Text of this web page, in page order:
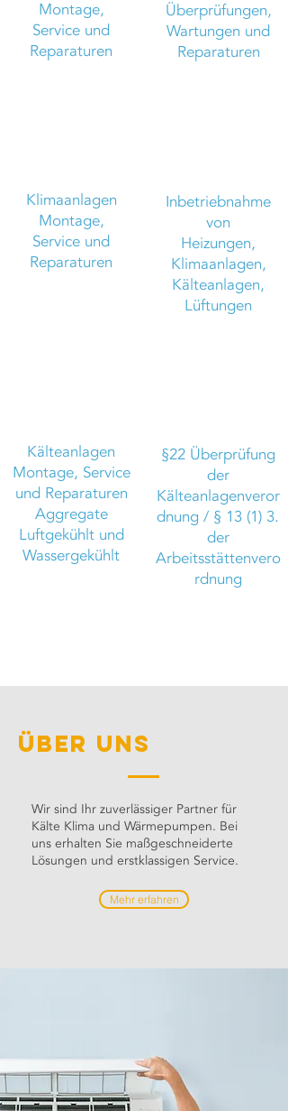
Montage,
Service und
Reparaturen
Klimaanlagen
Montage,
Service und
Reparaturen
Kälteanlagen
Montage, Service
und Reparaturen
Aggregate
Luftgekühlt und
Wassergekühlt
Überprüfungen,
Wartungen und
Reparaturen
Inbetriebnahme
von
Heizungen,
Klimaanlagen,
Kälteanlagen,
Lüftungen
§22 Überprüfung
der
Kälteanlagenveror
dnung / § 13 (1) 3.
der
Arbeitsstättenvero
rdnung
Über uns
Wir sind Ihr zuverlässiger Partner für
Kälte Klima und Wärmepumpen. Bei
uns erhalten Sie maßgeschneiderte
Lösungen und erstklassigen Service.
Mehr erfahren